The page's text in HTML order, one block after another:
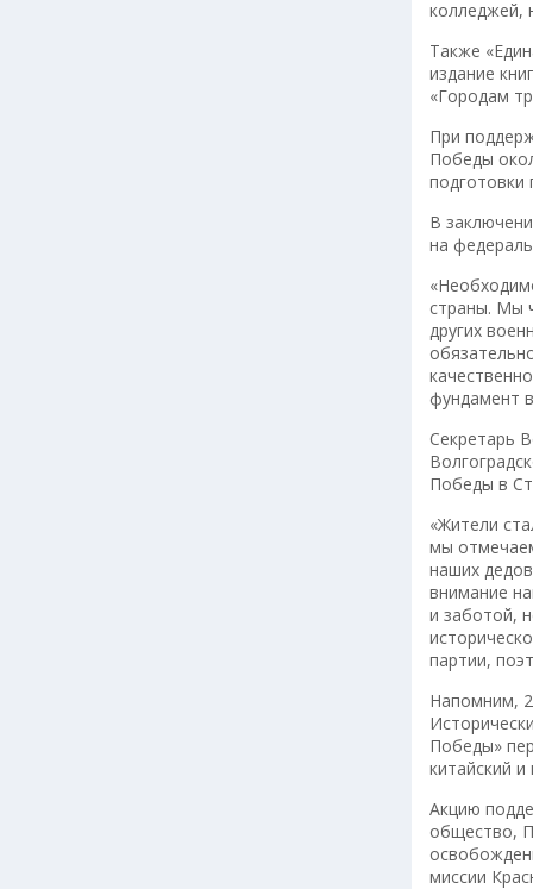
колледжей,
Также
издание
«Городам
При
Победы
подготовки
В
на
страны. Мы
других
фундамент
Секретарь
Победы в
«Жители
мы
наших
внимание
и заботой,
партии,
Напомним,
Победы»
китайский
Акцию
общество,
миссии